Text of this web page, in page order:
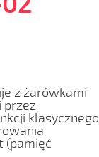
z żarówkami
przez
klasycznego
(pamięć